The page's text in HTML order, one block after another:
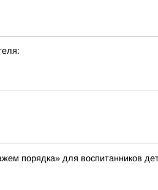
порядка» для воспитанников